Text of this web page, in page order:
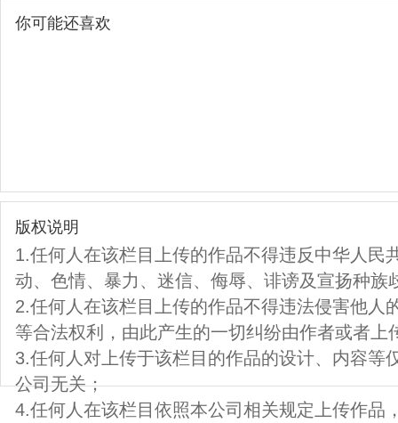
你可能还喜欢
版权说明
1.任何人在该栏目上传的作品不得违反中华人民
动、色情、暴力、迷信、侮辱、诽谤及宣扬种族
2.任何人在该栏目上传的作品不得违法侵害他人
等合法权利，由此产生的一切纠纷由作者或者上
3.任何人对上传于该栏目的作品的设计、内容等
公司无关；
4.任何人在该栏目依照本公司相关规定上传作品